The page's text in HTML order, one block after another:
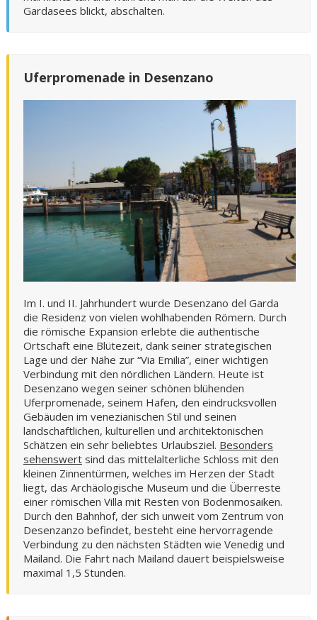
Gardasees blickt, abschalten.
Uferpromenade in Desenzano
Im I. und II. Jahrhundert wurde Desenzano del Garda
die Residenz von vielen wohlhabenden Römern. Durch
die römische Expansion erlebte die authentische
Ortschaft eine Blütezeit, dank seiner strategischen
Lage und der Nähe zur “Via Emilia”, einer wichtigen
Verbindung mit den nördlichen Ländern. Heute ist
Desenzano wegen seiner schönen blühenden
Uferpromenade, seinem Hafen, den eindrucksvollen
Gebäuden im venezianischen Stil und seinen
landschaftlichen, kulturellen und architektonischen
Schätzen ein sehr beliebtes Urlaubsziel. Besonders
sehenswert sind das mittelalterliche Schloss mit den
kleinen Zinnentürmen, welches im Herzen der Stadt
liegt, das Archäologische Museum und die Überreste
einer römischen Villa mit Resten von Bodenmosaiken.
Durch den Bahnhof, der sich unweit vom Zentrum von
Desenzanzo befindet, besteht eine hervorragende
Verbindung zu den nächsten Städten wie Venedig und
Mailand. Die Fahrt nach Mailand dauert beispielsweise
maximal 1,5 Stunden.